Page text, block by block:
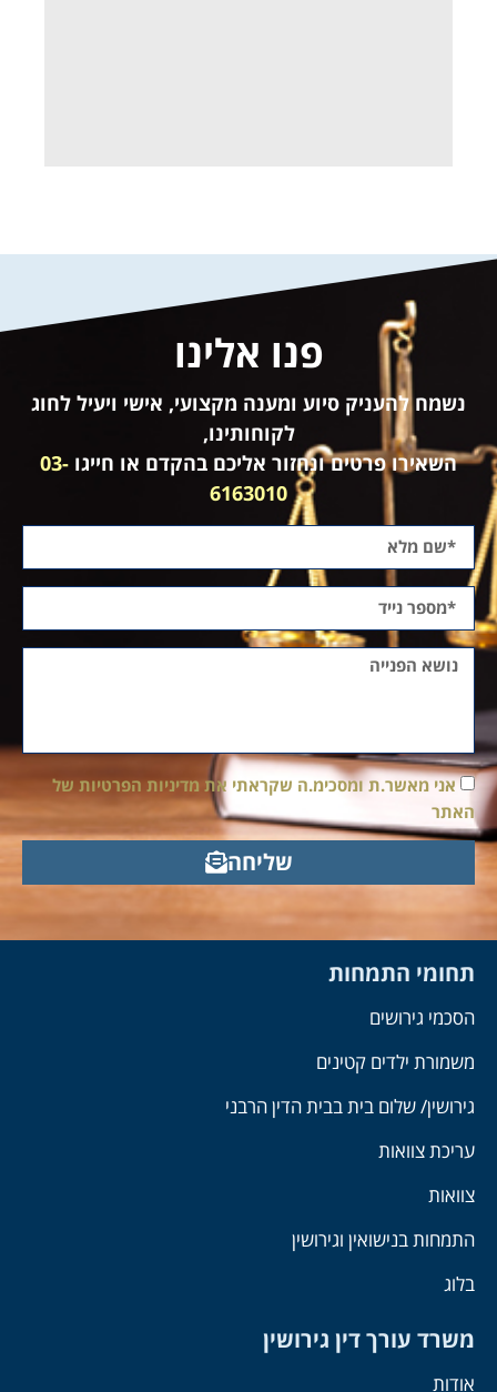
פנו אלינו
נשמח להעניק סיוע ומענה מקצועי, אישי ויעיל לחוג
לקוחותינו,
השאירו פרטים ונחזור אליכם בהקדם או חייגו 03-
6163010
אני מאשר.ת ומסכימ.ה שקראתי את מדיניות הפרטיות של
האתר
שליחה
תחומי התמחות
הסכמי גירושים
משמורת ילדים קטינים
גירושין/ שלום בית בבית הדין הרבני
עריכת צוואות
צוואות
התמחות בנישואין וגירושין
בלוג
משרד עורך דין גירושין
אודות